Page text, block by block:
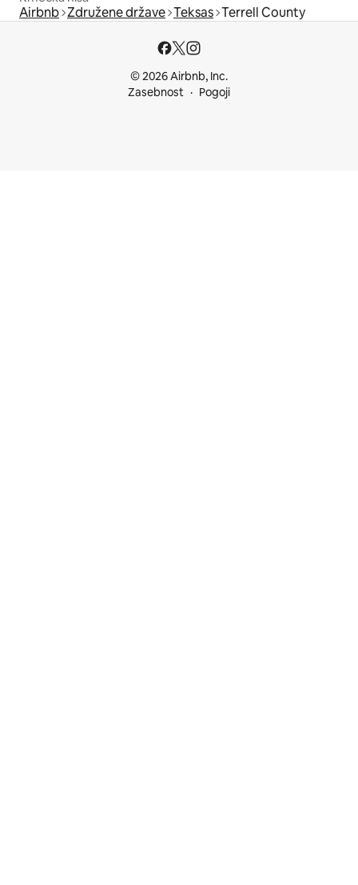
Airbnb Združene države Teksas Terrell County
© 2026 Airbnb, Inc.
Zasebnost
Pogoji